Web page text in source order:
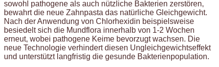
sowohl pathogene als auch nützliche Bakterien zerstören,
bewahrt die neue Zahnpasta das natürliche Gleichgewicht.
Nach der Anwendung von Chlorhexidin beispielsweise
besiedelt sich die Mundflora innerhalb von 1-2 Wochen
erneut, wobei pathogene Keime bevorzugt wachsen. Die
neue Technologie verhindert diesen Ungleichgewichtseffekt
und unterstützt langfristig die gesunde Bakterienpopulation.